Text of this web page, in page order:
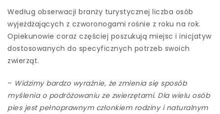
Według obserwacji branży turystycznej liczba osób
wyjeżdżających z czworonogami rośnie z roku na rok.
Opiekunowie coraz częściej poszukują miejsc i inicjatyw
dostosowanych do specyficznych potrzeb swoich
zwierząt.
– Widzimy bardzo wyraźnie, że zmienia się sposób
myślenia o podróżowaniu ze zwierzętami. Dla wielu osób
pies jest pełnoprawnym członkiem rodziny i naturalnym